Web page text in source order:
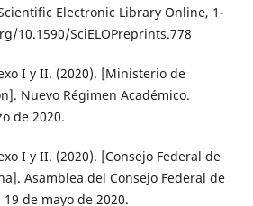
Electronic Library Online, 1-
10.1590/SciELOPreprints.778
I y II. (2020). [Ministerio de
Nuevo Régimen Académico.
de 2020.
I y II. (2020). [Consejo Federal de
Asamblea del Consejo Federal de
de mayo de 2020.